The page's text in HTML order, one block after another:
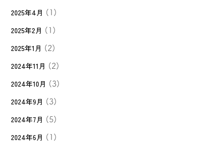
2025年4月 (1)
2025年2月 (1)
2025年1月 (2)
2024年11月 (2)
2024年10月 (3)
2024年9月 (3)
2024年7月 (5)
2024年6月 (1)